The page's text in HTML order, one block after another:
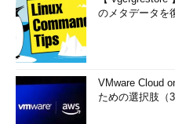
のメタデータを
VMware Cloud
ための選択肢（